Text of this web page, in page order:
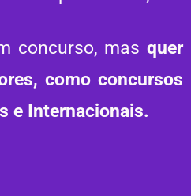
concurso, mas quer
como concursos
e Internacionais.